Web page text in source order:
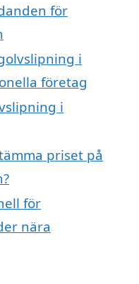
för
i
företag
i
priset på
för
nära